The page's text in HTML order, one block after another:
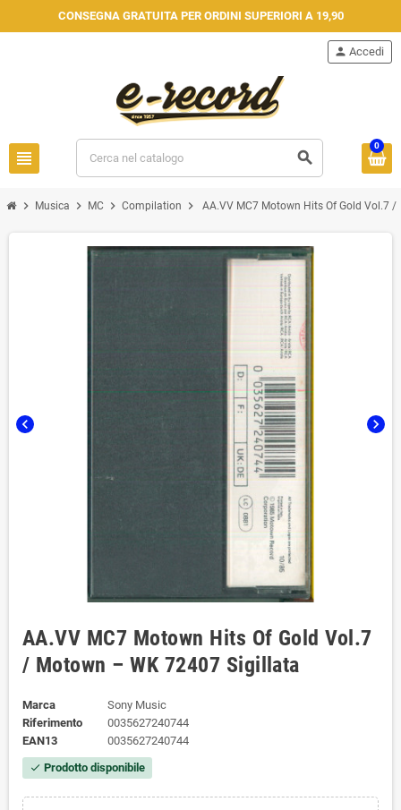
CONSEGNA GRATUITA PER ORDINI SUPERIORI A 19,90
view_headline search
person Accedi
0
chevron_right Musica chevron_right MC chevron_right Compilation chevron_right AA.VV MC7 Motown Hits Of Gold Vol.7
chevron_left chevron_right
AA.VV MC7 Motown Hits Of Gold Vol.7
/ Motown – WK 72407 Sigillata
Marca
Sony Music
Riferimento
0035627240744
EAN13
0035627240744
check Prodotto disponibile